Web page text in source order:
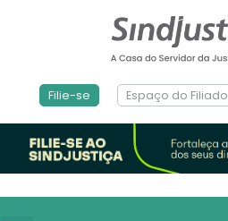
Filie-se Espaço do Filiado